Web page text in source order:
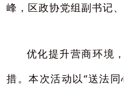
峰，区政协党组副书记
优化提升营商环境，
措。本次活动以“送法